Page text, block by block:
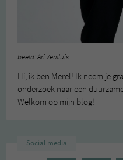
beeld: Ari Versluis
Hi, ik ben Merel! Ik neem je
onderzoek naar een
Welkom op mijn blog!
Social media